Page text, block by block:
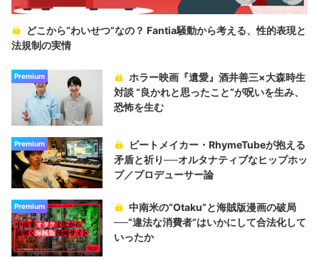
どこから“わいせつ”なの？ Fantia騒動から考える、性的表現と
法規制の実情
Premium
ホラー映画『遺愛』酒井善三×大森時生
対談 “良かれと思ったこと“が呪いを生み、
恐怖を生む
Premium
ビートメイカー・RhymeTubeが抱える
矛盾と祈り──オルタナティブなヒップホッ
プ／プロデューサー論
Premium
中南米の“Otaku”と海賊版漫画の破局
──“違法な消費者”はいかにして合法化して
いったか